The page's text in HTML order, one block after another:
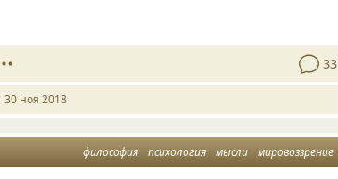
33
30 ноя 2018
философия психология мысли мировоззрение